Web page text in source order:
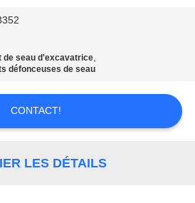
de seau d'excavatrice,
défonceuses de seau
CONTACT!
LES DÉTAILS